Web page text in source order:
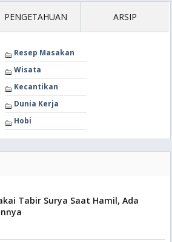
PENGETAHUAN ARSIP
Resep Masakan
Wisata
Kecantikan
Dunia Kerja
Hobi
Tabir Surya Saat Hamil, Ada